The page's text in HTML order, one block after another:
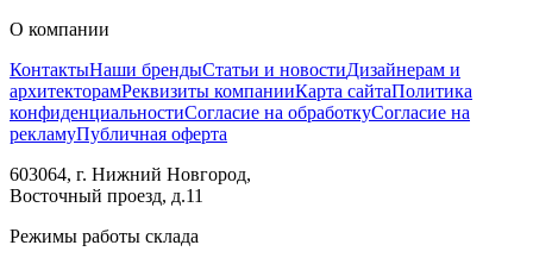
О компании
КонтактыНаши брендыСтатьи и новостиДизайнерам и
архитекторамРеквизиты компанииКарта сайтаПолитика
конфиденциальностиСогласие на обработкуСогласие на
рекламуПубличная оферта
603064, г. Нижний Новгород,
Восточный проезд, д.11
Режимы работы склада